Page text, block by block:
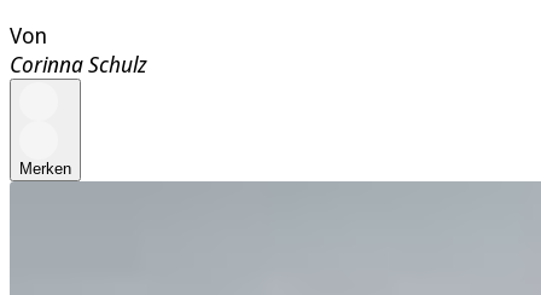
Von
Corinna Schulz
Merken